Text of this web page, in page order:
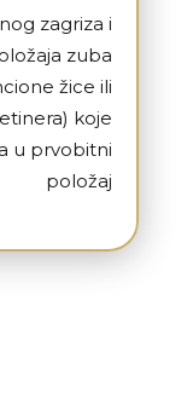
zagriza i
zuba
žice ili
koje
u prvobitni
položaj